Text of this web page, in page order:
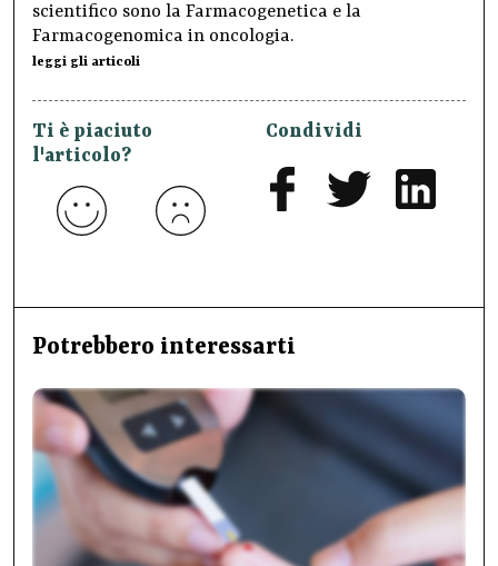
scientifico sono la Farmacogenetica e la
Farmacogenomica in oncologia.
leggi gli articoli
Ti è piaciuto
l'articolo?
Condividi
Potrebbero interessarti